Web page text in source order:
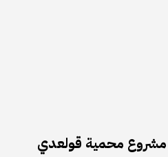
مشروع محمية قولعدي